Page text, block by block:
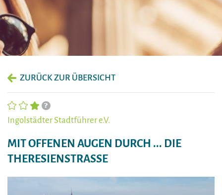
ZURÜCK ZUR ÜBERSICHT
Ingolstädter Stadtführer e.V.
MIT OFFENEN AUGEN DURCH ... DIE
THERESIENSTRASSE